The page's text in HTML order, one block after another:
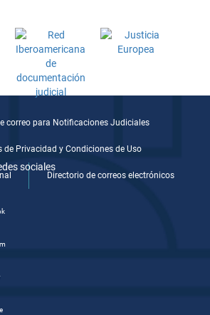
correo para Notificaciones Judiciales
de Privacidad y Condiciones de Uso
Directorio de correos electrónicos
sociales